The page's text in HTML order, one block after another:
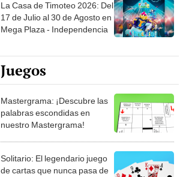
La Casa de Timoteo 2026: Del
17 de Julio al 30 de Agosto en
Mega Plaza - Independencia
Juegos
Mastergrama: ¡Descubre las
palabras escondidas en
nuestro Mastergrama!
Solitario: El legendario juego
de cartas que nunca pasa de